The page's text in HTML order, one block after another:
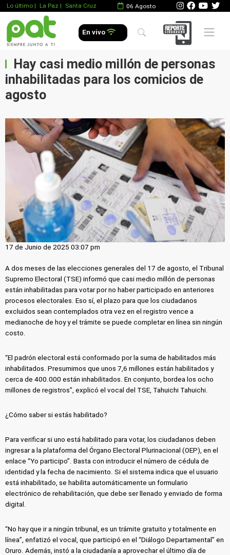
Lo último | La Paz | Santa Cruz 06 Agosto
En vivo Mobile
Hay casi medio millón de personas
inhabilitadas para los comicios de
agosto
17 de Junio de 2025 03:07 pm
A dos meses de las elecciones generales del 17 de agosto, el Tribunal
Supremo Electoral (TSE) informó que casi medio millón de personas
están inhabilitadas para votar por no haber participado en anteriores
procesos electorales. Eso sí, el plazo para que los ciudadanos
excluidos sean contemplados otra vez en el registro vence a
medianoche de hoy y el trámite se puede completar en línea sin ningún
costo.
“El padrón electoral está conformado por la suma de habilitados más
inhabilitados. Presumimos que unos 7,6 millones están habilitados y
cerca de 400.000 están inhabilitados. En conjunto, bordea los ocho
millones de registros”, explicó el vocal del TSE, Tahuichi Tahuichi.
¿Cómo saber si estás habilitado?
Para verificar si uno está habilitado para votar, los ciudadanos deben
ingresar a la plataforma del Órgano Electoral Plurinacional (OEP), en el
enlace “Yo participo”. Basta con introducir el número de cédula de
identidad y la fecha de nacimiento. Si el sistema indica que el usuario
está inhabilitado, se habilita automáticamente un formulario
electrónico de rehabilitación, que debe ser llenado y enviado de forma
digital.
“No hay que ir a ningún tribunal, es un trámite gratuito y totalmente en
línea”, enfatizó el vocal, que participó en el “Diálogo Departamental” en
Oruro. Además, instó a la ciudadanía a aprovechar el último día de